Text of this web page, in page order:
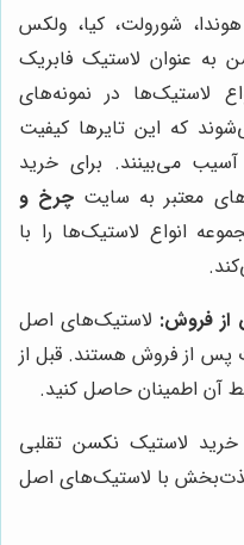
شورولت، کیا، ولکس
به عنوان لاستیک فابریک
لاستیک‌ها در نمونه‌های
که این تایرها کیفیت
می‌بینند. برای خرید
معتبر به سایت چرخ و
انواع لاستیک‌ها را با
از فروش: لاستیک‌های اصل
پس از فروش هستند. قبل از
آن اطمینان حاصل کنید.
خرید لاستیک نکسن تقلبی
لذت‌بخش با لاستیک‌های اصل